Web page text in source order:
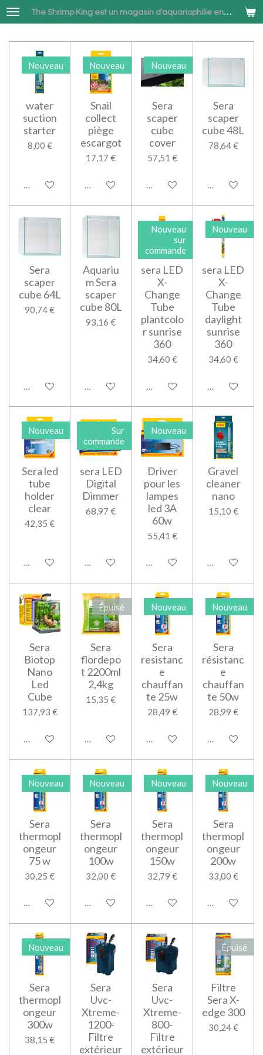
Passer
au
principal
The Shrimp King est un magasin d'aquariophilie en ligne spécialisé dans la vente de Neocaridina et Betta combattant à Bruxelles
Nouveau
water
suction
starter
8,00 €
M'avertir si disponible
Nouveau
Snail
collect
piège
escargot
17,17 €
Ajouter au panier
Nouveau
Sera
scaper
cube
cover
57,51 €
Ajouter au panier
Sera
scaper
cube 48L
78,64 €
Ajouter au
Sera
scaper
cube 64L
90,74 €
Ajouter au panier
Aquariu
m Sera
scaper
cube 80L
93,16 €
Ajouter au panier
Nouveau
sur
commande
sera LED
X-
Change
Tube
plantcolo
r sunrise
360
34,60 €
M'avertir si disponible
Nouveau
sera LED
X-
Change
Tube
daylight
sunrise
360
34,60 €
Ajouter au
Nouveau
Sera led
tube
holder
clear
42,35 €
Ajouter au panier
Sur
commande
sera LED
Digital
Dimmer
68,97 €
M'avertir si disponible
Nouveau
Driver
pour les
lampes
led 3A
60w
55,41 €
Ajouter au panier
Gravel
cleaner
nano
15,10 €
Ajouter au
Sera
Biotop
Nano
Led
Cube
137,93 €
Ajouter au panier
Épuisé
Sera
flordepo
t 2200ml
2,4kg
15,35 €
M'avertir si disponible
Nouveau
Sera
resistanc
e
chauffan
te 25w
28,49 €
Ajouter au panier
Nouveau
Sera
résistanc
e
chauffan
te 50w
28,99 €
Ajouter au
Nouveau
Sera
thermopl
ongeur
75 w
30,25 €
Ajouter au panier
Nouveau
Sera
thermopl
ongeur
100w
32,00 €
Ajouter au panier
Nouveau
Sera
thermopl
ongeur
150w
32,79 €
Ajouter au panier
Nouveau
Sera
thermopl
ongeur
200w
33,00 €
Ajouter au
Nouveau
Sera
thermopl
ongeur
300w
38,15 €
Sera
Uvc-
Xtreme-
1200-
Filtre
extérieur
Sera
Uvc-
Xtreme-
800-
Filtre
extérieur
Épuisé
Filtre
Sera X-
edge 300
30,24 €